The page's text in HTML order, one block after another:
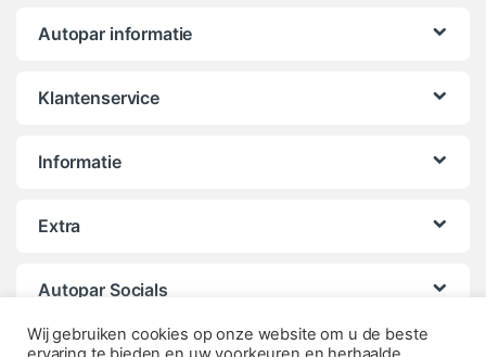
Autopar informatie
Klantenservice
Informatie
Extra
Autopar Socials
Wij gebruiken cookies op onze website om u de beste